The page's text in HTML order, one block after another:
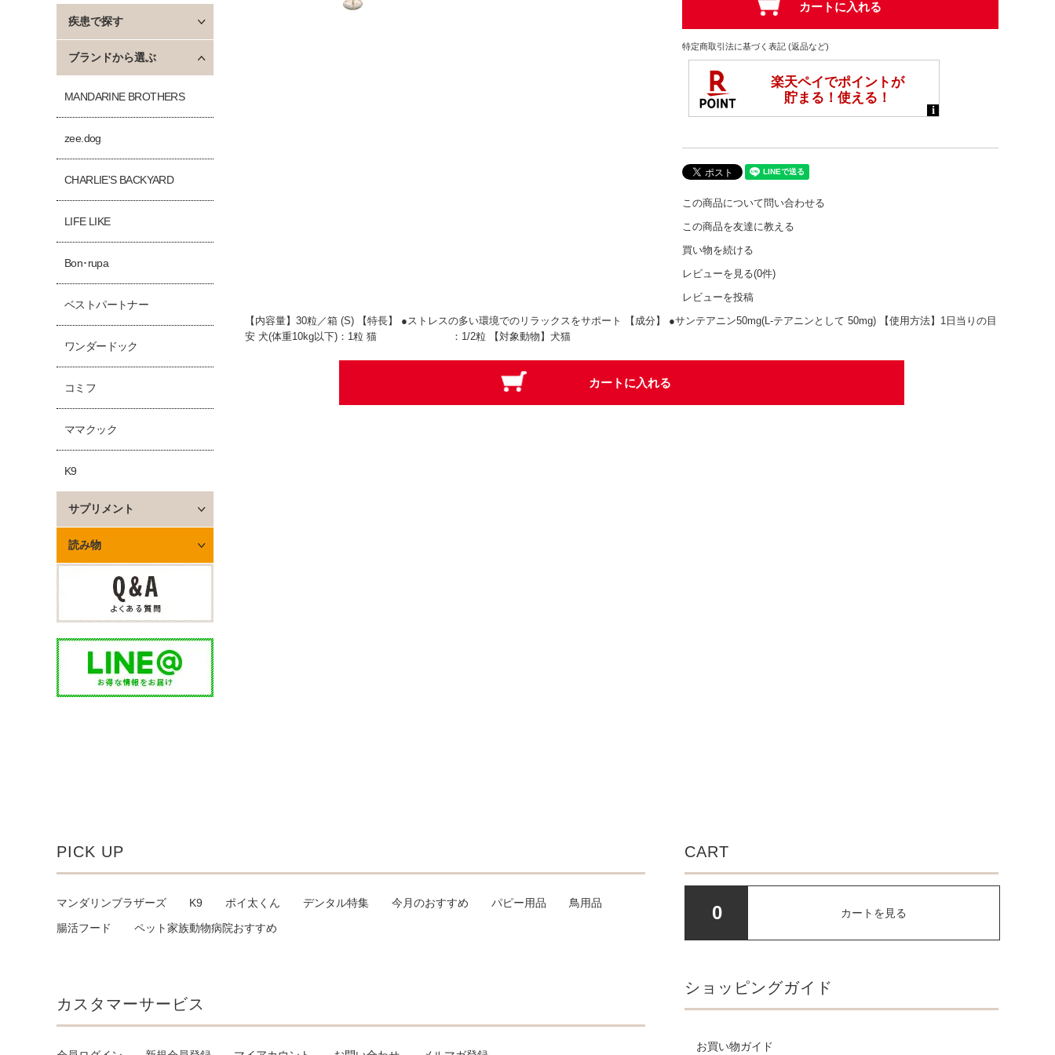
特定商取引法に基づく表記 (返品など)
この商品について問い合わせる
この商品を友達に教える
買い物を続ける
レビューを見る(0件)
レビューを投稿
【内容量】30粒／箱 (S) 【特長】 ●ストレスの多い環境でのリラックスをサポート 【成分】 ●サンテアニン50mg(L-テアニンとして 50mg) 【使用方法】1日当りの目
安 犬(体重10kg以下)：1粒 猫 ：1/2粒 【対象動物】犬猫
疾患で探す
ブランドから選ぶ
MANDARINE BROTHERS
zee.dog
CHARLIE'S BACKYARD
LIFE LIKE
Bon･rupa
ベストパートナー
ワンダードック
コミフ
ママクック
K9
サプリメント
読み物
PICK UP
マンダリンブラザーズ K9 ポイ太くん デンタル特集 今月のおすすめ パピー用品
鳥用品
腸活フード
ペット家族動物病院おすすめ
カスタマーサービス
CART
0 カートを見る
ショッピングガイド
お買い物ガイド